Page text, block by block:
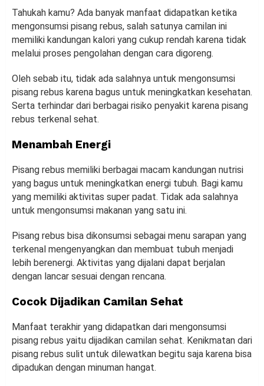
Tahukah kamu? Ada banyak manfaat didapatkan ketika
mengonsumsi pisang rebus, salah satunya camilan ini
memiliki kandungan kalori yang cukup rendah karena tidak
melalui proses pengolahan dengan cara digoreng.
Oleh sebab itu, tidak ada salahnya untuk mengonsumsi
pisang rebus karena bagus untuk meningkatkan kesehatan.
Serta terhindar dari berbagai risiko penyakit karena pisang
rebus terkenal sehat.
Menambah Energi
Pisang rebus memiliki berbagai macam kandungan nutrisi
yang bagus untuk meningkatkan energi tubuh. Bagi kamu
yang memiliki aktivitas super padat. Tidak ada salahnya
untuk mengonsumsi makanan yang satu ini.
Pisang rebus bisa dikonsumsi sebagai menu sarapan yang
terkenal mengenyangkan dan membuat tubuh menjadi
lebih berenergi. Aktivitas yang dijalani dapat berjalan
dengan lancar sesuai dengan rencana.
Cocok Dijadikan Camilan Sehat
Manfaat terakhir yang didapatkan dari mengonsumsi
pisang rebus yaitu dijadikan camilan sehat. Kenikmatan dari
pisang rebus sulit untuk dilewatkan begitu saja karena bisa
dipadukan dengan minuman hangat.